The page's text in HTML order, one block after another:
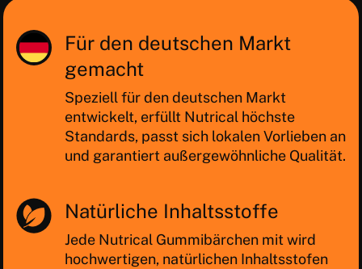
Für den deutschen Markt
gemacht
Speziell für den deutschen Markt
entwickelt, erfüllt Nutrical höchste
Standards, passt sich lokalen Vorlieben an
und garantiert außergewöhnliche Qualität.
Natürliche Inhaltsstoffe
Jede Nutrical Gummibärchen mit wird
hochwertigen, natürlichen Inhaltsstofen